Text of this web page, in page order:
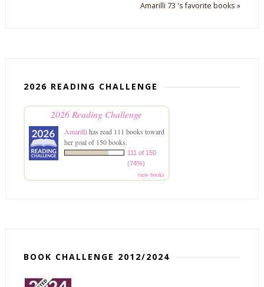
Amarilli 73 's favorite books »
2026 READING CHALLENGE
2026 Reading Challenge
Amarillihas read 111 books toward
her goal of 150 books.
111 of 150
(74%)
view books
BOOK CHALLENGE 2012/2024